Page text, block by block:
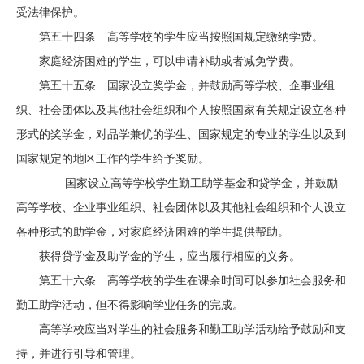
受法律保护。
第五十四条 高等学校的学生应当按照国规定缴纳学费。
家庭经济困难的学生，可以申请补助或者减免学费。
第五十五条 国家设立奖学金，并鼓励高等学校、企事业组
织、社会团体以及其他社会组织和个人按照国家有关规定设立各种
形式的奖学金，对品学兼优的学生、国家规定的专业的学生以及到
国家规定的地区工作的学生给予奖励。
国家设立高等学校学生勤工助学基金和贷学金，并鼓励
高等学校、企业事业组织、社会团体以及其他社会组织和个人设立
各种形式的助学金，对家庭经济困难的学生提供帮助。
获得贷学金及助学金的学生，应当履行相应的义务。
第五十六条 高等学校的学生在课余时间可以参加社会服务和
勤工助学活动，但不得影响学业任务的完成。
高等学校应当对学生的社会服务和勤工助学活动给予鼓励和支
持，并进行引导和管理。